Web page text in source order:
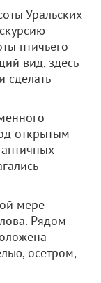
Уральских
птичьего
вид, здесь
сделать
открытым
мере
Рядом
осетром,